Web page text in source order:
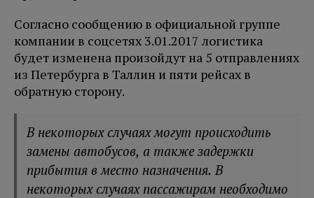
Согласно сообщению в официальной группе
компании в соцсетях 3.01.2017 логистика
будет изменена произойдут на 5 отправлениях
из Петербурга в Таллин и пяти рейсах в
обратную сторону.
В некоторых случаях могут происходить
замены автобусов, а также задержки
прибытия в место назначения. В
некоторых случаях пассажирам необходимо